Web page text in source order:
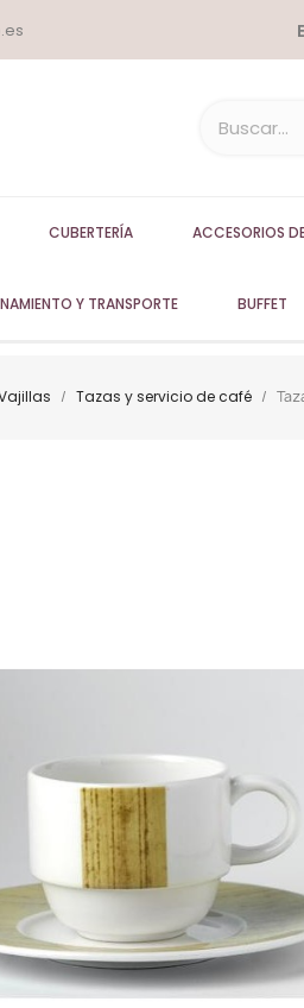
CUBERTERÍA ACCESORIOS
Y TRANSPORTE BUFFET
Tazas y servicio de café